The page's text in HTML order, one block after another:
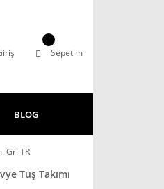
Sepetim
BLOG
Gri TR
Tuş Takımı